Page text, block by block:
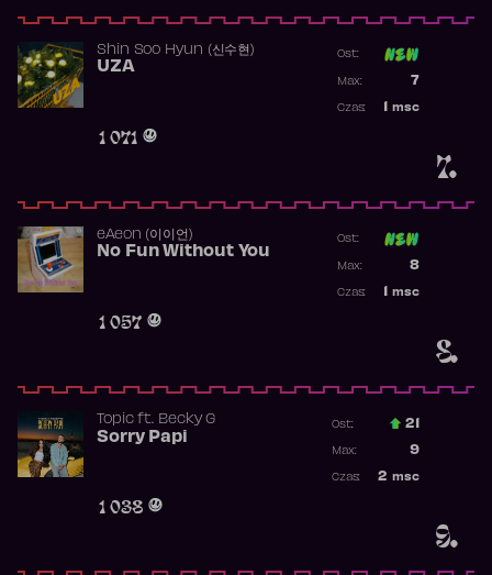
7.
Shin Soo Hyun (신수현)
UZA
1 071
Ost:
7
Max:
msc
Czas:
8.
​eAeon (이이언)
No Fun Without You
1 057
Ost:
8
Max:
msc
Czas:
9.
Topicft. Becky G
Sorry Papi
1 038
Ost.: 21
9
Max:
2 msc
Czas: